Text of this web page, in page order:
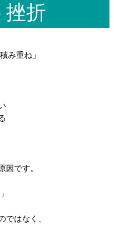
挫折
み重ね」
因です。
ではなく、